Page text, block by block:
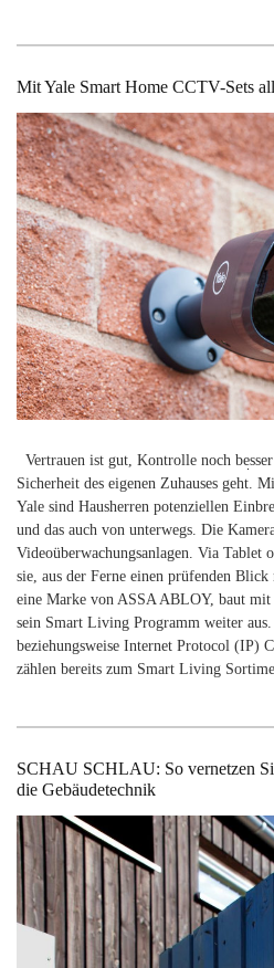
Mit Yale Smart Home CCTV-Sets
Vertrauen ist gut, Kontrolle noch
Sicherheit des eigenen Zuhauses geht.
Yale sind Hausherren potenziellen
und das auch von unterwegs. Die
Videoüberwachungsanlagen. Via Tablet
sie, aus der Ferne einen prüfenden Blick
eine Marke von ASSA ABLOY, baut mit
sein Smart Living Programm weiter
beziehungsweise Internet Protocol (IP)
zählen bereits zum Smart Living
SCHAU SCHLAU: So vernetzen
die Gebäudetechnik